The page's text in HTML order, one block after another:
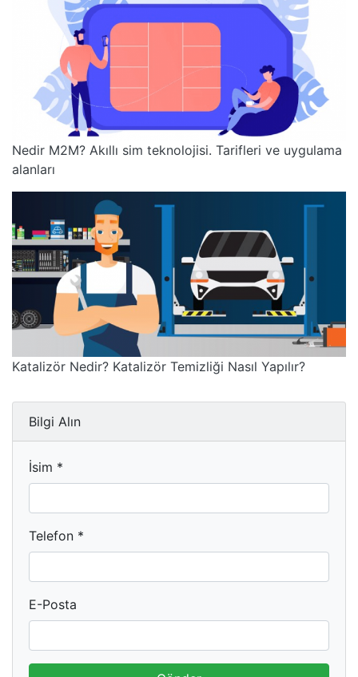
Nedir M2M? Akıllı sim teknolojisi. Tarifleri ve uygulama
alanları
Katalizör Nedir? Katalizör Temizliği Nasıl Yapılır?
Bilgi Alın
İsim *
Telefon *
E-Posta